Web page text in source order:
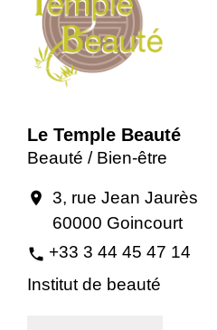
Le Temple Beauté
Beauté / Bien-être
location_on 3, rue Jean Jaurès
60000 Goincourt
phone +33 3 44 45 47 14
Institut de beauté